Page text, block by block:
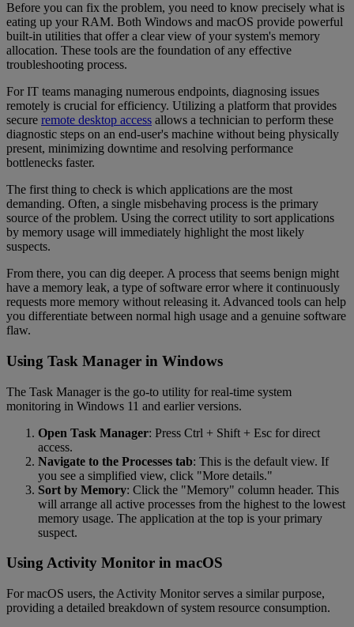
Before you can fix the problem, you need to know precisely what is
eating up your RAM. Both Windows and macOS provide powerful
built-in utilities that offer a clear view of your system's memory
allocation. These tools are the foundation of any effective
troubleshooting process.
For IT teams managing numerous endpoints, diagnosing issues
remotely is crucial for efficiency. Utilizing a platform that provides
secure remote desktop access allows a technician to perform these
diagnostic steps on an end-user's machine without being physically
present, minimizing downtime and resolving performance
bottlenecks faster.
The first thing to check is which applications are the most
demanding. Often, a single misbehaving process is the primary
source of the problem. Using the correct utility to sort applications
by memory usage will immediately highlight the most likely
suspects.
From there, you can dig deeper. A process that seems benign might
have a memory leak, a type of software error where it continuously
requests more memory without releasing it. Advanced tools can help
you differentiate between normal high usage and a genuine software
flaw.
Using Task Manager in Windows
The Task Manager is the go-to utility for real-time system
monitoring in Windows 11 and earlier versions.
Open Task Manager: Press Ctrl + Shift + Esc for direct
access.
Navigate to the Processes tab: This is the default view. If
you see a simplified view, click "More details."
Sort by Memory: Click the "Memory" column header. This
will arrange all active processes from the highest to the lowest
memory usage. The application at the top is your primary
suspect.
Using Activity Monitor in macOS
For macOS users, the Activity Monitor serves a similar purpose,
providing a detailed breakdown of system resource consumption.